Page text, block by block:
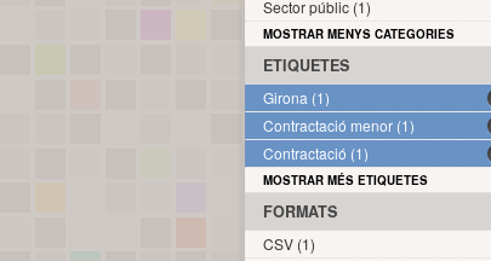
Sector públic (1)
MOSTRAR MENYS CATEGORIES
ETIQUETES
Girona (1)
Contractació menor (1)
Contractació (1)
MOSTRAR MÉS ETIQUETES
FORMATS
CSV (1)